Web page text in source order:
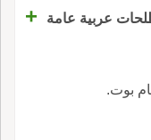
عربية عامة +